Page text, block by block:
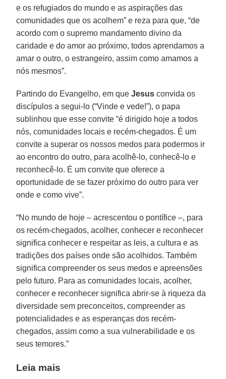
e os refugiados do mundo e as aspirações das
comunidades que os acolhem” e reza para que, “de
acordo com o supremo mandamento divino da
caridade e do amor ao próximo, todos aprendamos a
amar o outro, o estrangeiro, assim como amamos a
nós mesmos”.
Partindo do Evangelho, em queJesus convida os
discípulos a segui-lo (“Vinde e vede!”), o papa
sublinhou que esse convite “é dirigido hoje a todos
nós, comunidades locais e recém-chegados. É um
convite a superar os nossos medos para podermos ir
ao encontro do outro, para acolhê-lo, conhecê-lo e
reconhecê-lo. É um convite que oferece a
oportunidade de se fazer próximo do outro para ver
onde e como vive”.
“No mundo de hoje – acrescentou o pontífice –, para
os recém-chegados, acolher, conhecer e reconhecer
significa conhecer e respeitar as leis, a cultura e as
tradições dos países onde são acolhidos. Também
significa compreender os seus medos e apreensões
pelo futuro. Para as comunidades locais, acolher,
conhecer e reconhecer significa abrir-se à riqueza da
diversidade sem preconceitos, compreender as
potencialidades e as esperanças dos recém-
chegados, assim como a sua vulnerabilidade e os
seus temores.”
Leia mais